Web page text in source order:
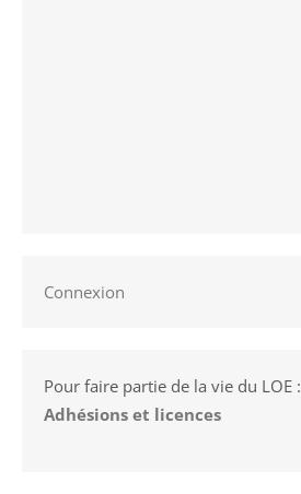
Connexion
Pour faire partie de la vie du LOE :
Adhésions et licences